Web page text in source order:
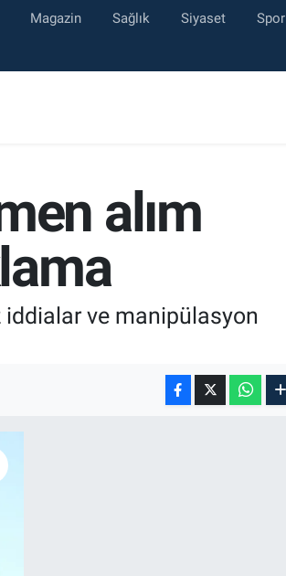
Magazin Sağlık Siyaset Spor
alım
iddialar ve manipülasyon